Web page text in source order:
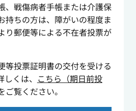
戦傷病者手帳または介護保
持ちの方は、障がいの程度ま
り郵便等による不在者投票が
投票証明書の交付を受ける
くは、 こちら（期日前投
ご覧ください。